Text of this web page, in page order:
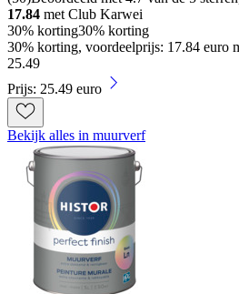
17.84 met Club Karwei
30% korting30% korting
30% korting, voordeelprijs: 17.84 euro
25.49
Prijs: 25.49 euro
Bekijk alles in muurverf